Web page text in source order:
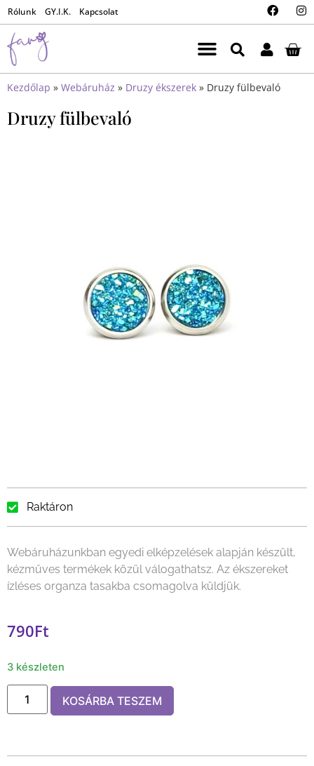
Rólunk GY.I.K. Kapcsolat
Kezdőlap » Webáruház » Druzy ékszerek » Druzy fülbevaló
Druzy fülbevaló
Raktáron
Webáruházunkban egyedi elképzelések alapján készült,
kézműves termékek közül válogathatsz. Az ékszereket
ízléses organza tasakba csomagolva küldjük.
790Ft
3 készleten
KOSÁRBA TESZEM